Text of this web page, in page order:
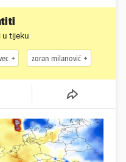
u tijeku
zoran milanović